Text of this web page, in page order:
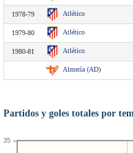
1978-79 Atlético
1979-80 Atlético
1980-81 Atlético
Almería (AD)
Partidos y goles totales por
35